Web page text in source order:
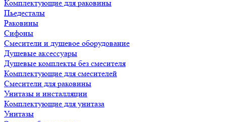
Комплектующие для раковины
Пьедесталы
Раковины
Сифоны
Смесители и душевое оборудование
Душевые аксессуары
Душевые комплекты без смесителя
Комплектующие для смесителей
Смесители для раковины
Унитазы и инсталляции
Комплектующие для унитаза
Унитазы